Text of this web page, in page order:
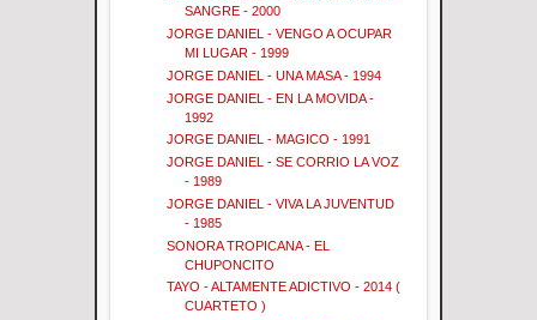
SANGRE - 2000
JORGE DANIEL - VENGO A OCUPAR
MI LUGAR - 1999
JORGE DANIEL - UNA MASA - 1994
JORGE DANIEL - EN LA MOVIDA -
1992
JORGE DANIEL - MAGICO - 1991
JORGE DANIEL - SE CORRIO LA VOZ
- 1989
JORGE DANIEL - VIVA LA JUVENTUD
- 1985
SONORA TROPICANA - EL
CHUPONCITO
TAYO - ALTAMENTE ADICTIVO - 2014 (
CUARTETO )